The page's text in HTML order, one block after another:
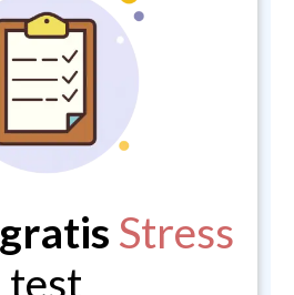
gratis Stress
test